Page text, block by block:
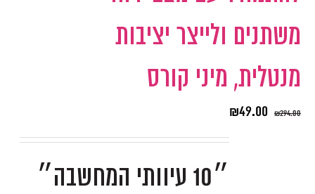
משתנים ולייצר יציבות
מנטלית, מיני קורס
₪294.00
₪49.00
״10 עיוותי המחשבה״